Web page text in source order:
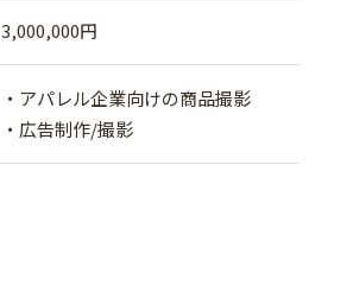
3,000,000円
・アパレル企業向けの商品撮影
・広告制作/撮影